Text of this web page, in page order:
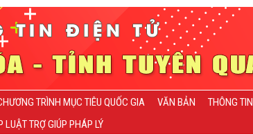
TRÌNH MỤC TIÊU QUỐC GIA VĂN BẢN THÔNG TIN
TRỢ GIÚP PHÁP LÝ